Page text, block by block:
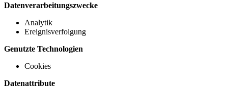
Datenverarbeitungszwecke
Analytik
Ereignisverfolgung
Genutzte Technologien
Cookies
Datenattribute